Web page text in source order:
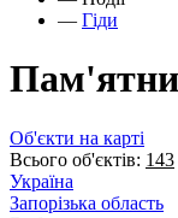
— Гіди
Об'єкти на карті
Всього об'єктів: 143
Україна
Запорізька область